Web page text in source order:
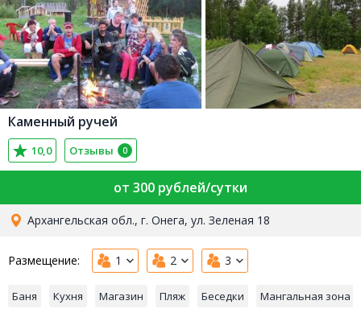
Каменный ручей
10,0 Отзывы 0
от 300 рублей/сутки
Архангельская обл., г. Онега, ул. Зеленая 18
Размещение: 1 2 3
Баня Кухня Магазин Пляж Беседки Мангальная зона